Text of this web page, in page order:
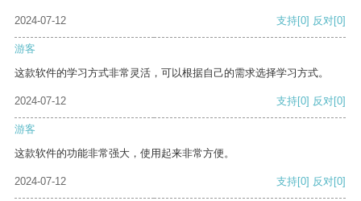
2024-07-12 支持[0] 反对[0]
游客
这款软件的学习方式非常灵活，可以根据自己的需求选择学习方式。
2024-07-12 支持[0] 反对[0]
游客
这款软件的功能非常强大，使用起来非常方便。
2024-07-12 支持[0] 反对[0]